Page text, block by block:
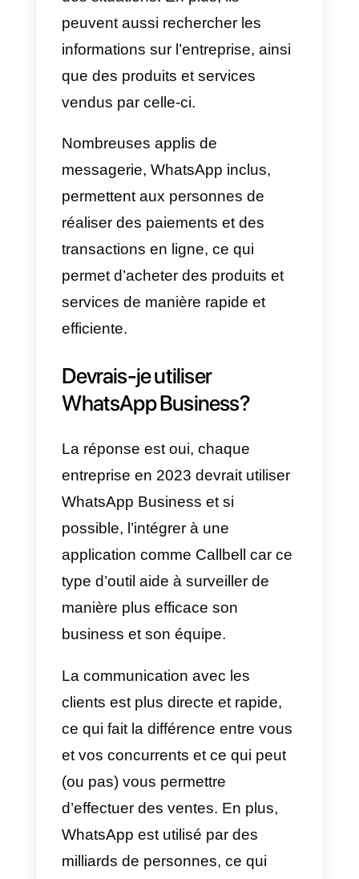
les avantages et les bénéfices
d’utiliser des applications de
messageries comme
dans le secteur entrepreneurial
:
Comment les gens
utilisent-ils les
de messagerie pour
acheter des services en
ligne?
Certaines personnes utilisent les
acheter et acquérir des services
en ligne mais pas que, aussi
lire des nouvelles, voir des
produits, parler avec des amis,
rencontrer des personnes ceci
parce qu’elles sont pratiques et